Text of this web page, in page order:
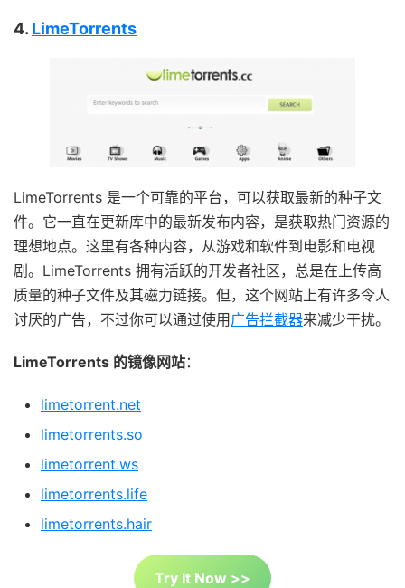
4. LimeTorrents
LimeTorrents 是一个可靠的平台，可以获取最新的种子文
件。它一直在更新库中的最新发布内容，是获取热门资源的
理想地点。这里有各种内容，从游戏和软件到电影和电视
剧。LimeTorrents 拥有活跃的开发者社区，总是在上传高
质量的种子文件及其磁力链接。但，这个网站上有许多令人
讨厌的广告，不过你可以通过使用广告拦截器来减少干扰。
LimeTorrents 的镜像网站：
limetorrent.net
limetorrents.so
limetorrent.ws
limetorrents.life
limetorrents.hair
Try It Now >>